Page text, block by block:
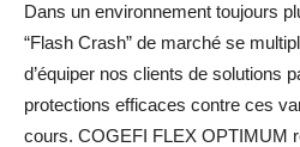
Dans un environnement toujours
“Flash Crash” de marché se
d’équiper nos clients de solutions
protections efficaces contre ces
cours. COGEFI FLEX OPTIMUM